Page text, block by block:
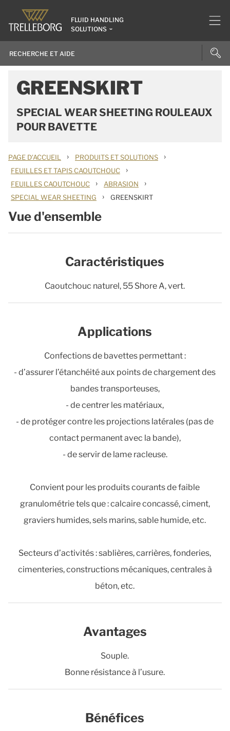
FLUID HANDLING
SOLUTIONS
GREENSKIRT
SPECIAL WEAR SHEETING ROULEAUX
POUR BAVETTE
PAGE D'ACCUEIL › PRODUITS ET SOLUTIONS ›
FEUILLES ET TAPIS CAOUTCHOUC ›
FEUILLES CAOUTCHOUC › ABRASION ›
SPECIAL WEAR SHEETING › GREENSKIRT
Vue d'ensemble
Caractéristiques
Caoutchouc naturel, 55 Shore A, vert.
Applications
Confections de bavettes permettant :
- d’assurer l’étanchéité aux points de chargement des
bandes transporteuses,
- de centrer les matériaux,
- de protéger contre les projections latérales (pas de
contact permanent avec la bande),
- de servir de lame racleuse.
Convient pour les produits courants de faible
granulométrie tels que : calcaire concassé, ciment,
graviers humides, sels marins, sable humide, etc.
Secteurs d’activités : sablières, carrières, fonderies,
cimenteries, constructions mécaniques, centrales à
béton, etc.
Avantages
Souple.
Bonne résistance à l’usure.
Bénéfices